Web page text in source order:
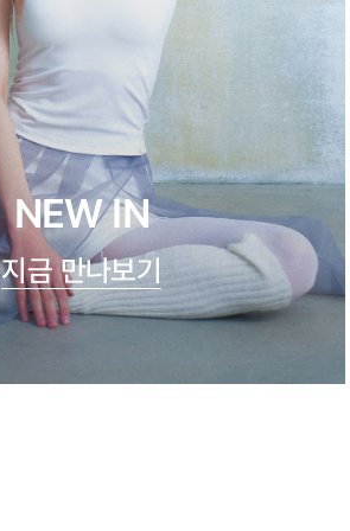
NEW IN
지금 만나보기
쿨실크 루루 캐미탑